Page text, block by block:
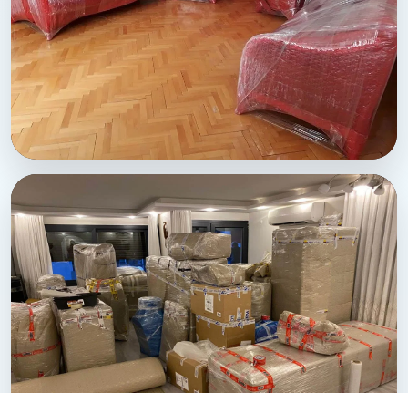
Sehitkamil Ambalajlama ve Paketleme - Salon
paketleme duzeni